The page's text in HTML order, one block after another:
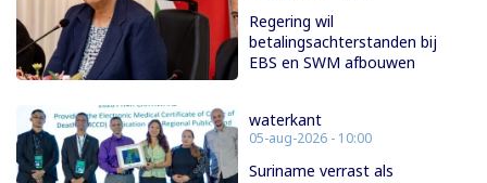
Regering wil
betalingsachterstanden bij
EBS en SWM afbouwen
waterkant
05-aug-2026 - 10:00
Suriname verrast als